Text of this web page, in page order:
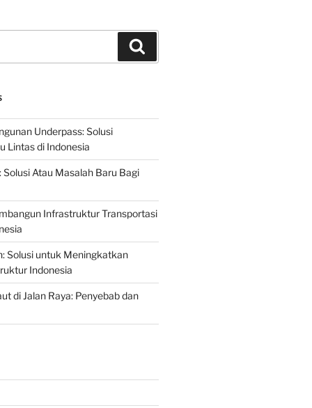
Underpass: Solusi
Lintas di Indonesia
Solusi Atau Masalah Baru Bagi
Infrastruktur Transportasi
Solusi untuk Meningkatkan
Indonesia
di Jalan Raya: Penyebab dan